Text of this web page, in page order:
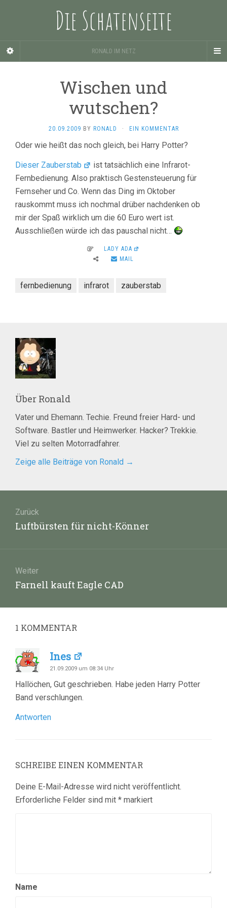
Die Schatenseite
RONALD IM NETZ
Wischen und
wutschen?
20.09.2009 BY RONALD · EIN KOMMENTAR
Oder wie heißt das noch gleich, bei Harry Potter?
Dieser Zauberstab
ist tatsächlich eine Infrarot-
Fernbedienung. Also praktisch Gestensteuerung für
Fernseher und Co. Wenn das Ding im Oktober
rauskommt muss ich nochmal drüber nachdenken ob
mir der Spaß wirklich um die 60 Euro wert ist.
Ausschließen würde ich das pauschal nicht…
LADY ADA
MAIL
fernbedienung infrarot zauberstab
Über Ronald
Vater und Ehemann. Techie. Freund freier Hard- und
Software. Bastler und Heimwerker. Hacker? Trekkie.
Viel zu selten Motorradfahrer.
Zeige alle Beiträge von Ronald →
Zurück
Vorheriger
Luftbürsten für nicht-Könner
Weiter
Nächster
Farnell kauft Eagle CAD
1 KOMMENTAR
Ines
21.09.2009 um 08:34 Uhr
Hallöchen, Gut geschrieben. Habe jeden Harry Potter
Band verschlungen.
Antworten
SCHREIBE EINEN KOMMENTAR
Deine E-Mail-Adresse wird nicht veröffentlicht.
Erforderliche Felder sind mit * markiert
Name